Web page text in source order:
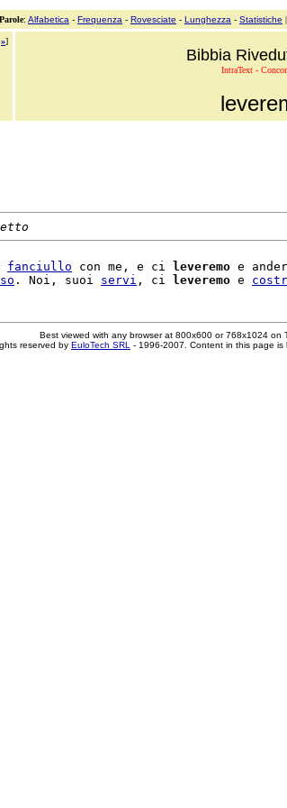
Parole: Alfabetica - Frequenza - Rovesciate - Lunghezza - Statistiche |
»]
Bibbia
IntraText -
fanciullo con me, e ci leveremo e
. Noi, suoi servi , ci leveremo e
Best viewed with any browser at 800x600 or 768x1024 on
reserved by EuloTech SRL - 1996-2007. Content in this page is